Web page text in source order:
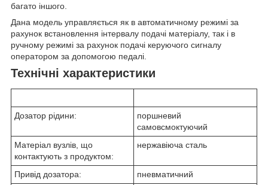
багато іншого.
Дана модель управляється як в автоматичному режимі за
рахунок встановлення інтервалу подачі матеріалу, так і в
ручному режимі за рахунок подачі керуючого сигналу
оператором за допомогою педалі.
Технічні характеристики
Дозатор рідини:
поршневий
самовсмоктуючий
Матеріал вузлів, що
контактують з продуктом:
нержавіюча сталь
Привід дозатора:
пневматичний